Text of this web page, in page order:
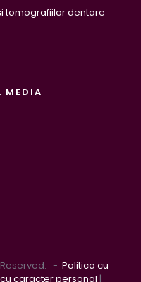
tomografiilor dentare
MEDIA
Reserved. - Politica cu
caracter personal |